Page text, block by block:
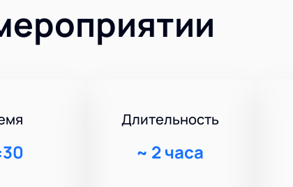
Длительность
~ 2 часа